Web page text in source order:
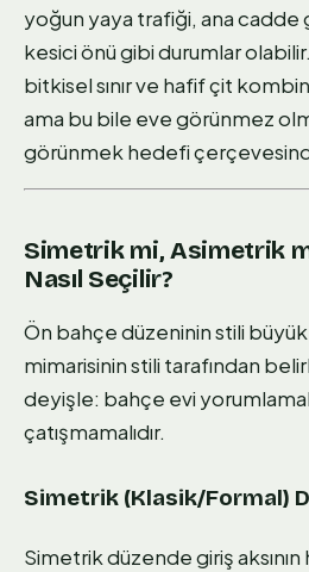
yoğun yaya trafiği, ana cadde
kesici önü gibi durumlar
bitkisel sınır ve hafif çit
ama bu bile eve görünmez
görünmek hedefi
Simetrik mi, Asimetrik
Nasıl Seçilir?
Ön bahçe düzeninin stili
mimarisinin stili tarafından
deyişle: bahçe evi
çatışmamalıdır.
Simetrik (Klasik/Formal)
Simetrik düzende giriş aksının